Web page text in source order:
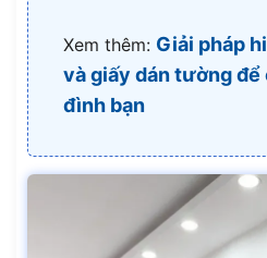
Xem thêm: Giải pháp
và giấy dán tường để
đình bạn